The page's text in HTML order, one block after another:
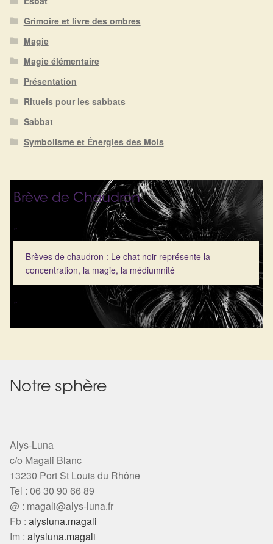
Détails du compte
Commandes
Panier
Grimoire et livre des ombres
Magie
Magie élémentaire
Présentation
Rituels pour les sabbats
Sabbat
Symbolisme et Énergies des Mois
Brève de Chaudron
"
Brèves de chaudron : Le chat noir représente la
concentration, la magie, la médiumnité
"
Notre sphère
Alys-Luna
c/o Magali Blanc
13230 Port St Louis du Rhône
Tel : 06 30 90 66 89
@ : magali@alys-luna.fr
Fb : alysluna.magali
Im : alysluna.magali